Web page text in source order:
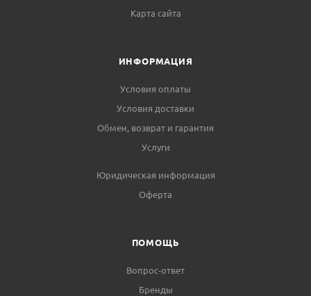
Карта сайта
ИНФОРМАЦИЯ
Условия оплаты
Условия доставки
Обмен, возврат и гарантия
Услуги
Юридическая информация
Оферта
ПОМОЩЬ
Вопрос-ответ
Бренды